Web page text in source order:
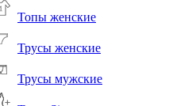
Топы женские
Трусы женские
Трусы мужские